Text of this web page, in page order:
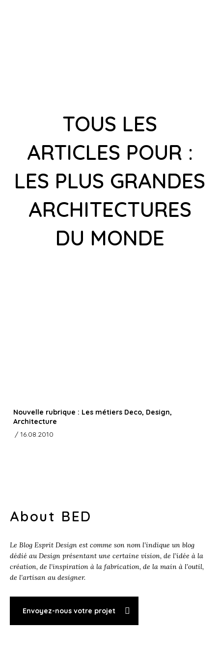
TOUS LES
ARTICLES POUR :
LES PLUS GRANDES
ARCHITECTURES
DU MONDE
Nouvelle rubrique : Les métiers Deco, Design,
Architecture
/ 16.08.2010
About BED
Le Blog Esprit Design est comme son nom l’indique un blog
dédié au Design présentant une certaine vision, de l’idée à la
création, de l’inspiration à la fabrication, de la main à l’outil,
de l’artisan au designer.
Envoyez-nous votre projet